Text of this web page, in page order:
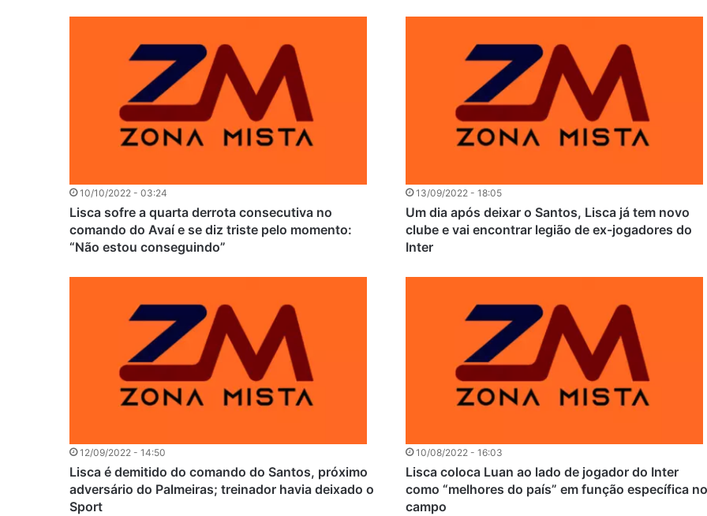
10/10/2022 - 03:24
Lisca sofre a quarta derrota consecutiva no
comando do Avaí e se diz triste pelo momento:
“Não estou conseguindo”
13/09/2022 - 18:05
Um dia após deixar o Santos, Lisca já tem novo
clube e vai encontrar legião de ex-jogadores do
Inter
12/09/2022 - 14:50
Lisca é demitido do comando do Santos, próximo
adversário do Palmeiras; treinador havia deixado o
Sport
10/08/2022 - 16:03
Lisca coloca Luan ao lado de jogador do Inter
como “melhores do país” em função específica
campo